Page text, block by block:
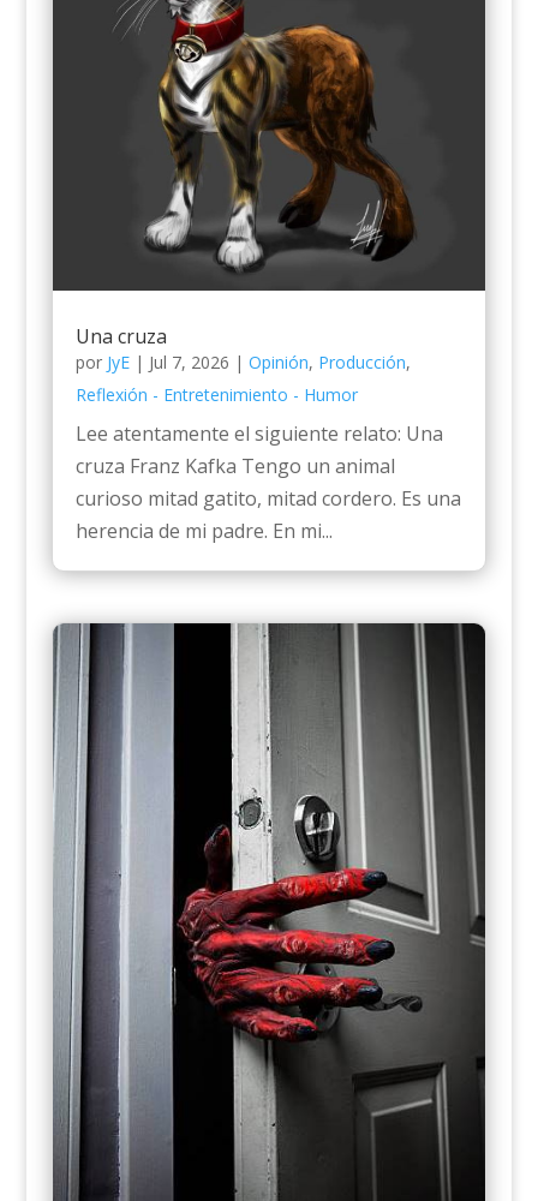
Una cruza
por JyE| Jul 7, 2026 | Opinión, Producción,
Reflexión - Entretenimiento - Humor
Lee atentamente el siguiente relato: Una
cruza Franz Kafka Tengo un animal
curioso mitad gatito, mitad cordero. Es una
herencia de mi padre. En mi...